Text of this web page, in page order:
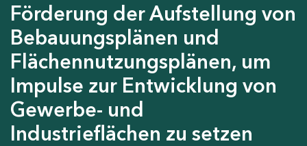
Förderung der Aufstellung von
Bebauungsplänen und
Flächennutzungsplänen, um
Impulse zur Entwicklung von
Gewerbe- und
Industrieflächen zu setzen